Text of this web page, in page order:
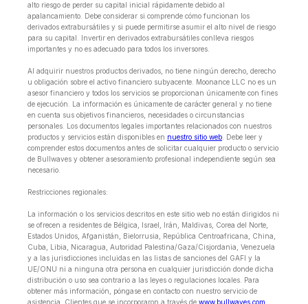
alto riesgo de perder su capital inicial rápidamente debido al
apalancamiento. Debe considerar si comprende cómo funcionan los
derivados extrabursátiles y si puede permitirse asumir el alto nivel de riesgo
para su capital. Invertir en derivados extrabursátiles conlleva riesgos
importantes y no es adecuado para todos los inversores.
Al adquirir nuestros productos derivados, no tiene ningún derecho, derecho
u obligación sobre el activo financiero subyacente. Moonance LLC no es un
asesor financiero y todos los servicios se proporcionan únicamente con fines
de ejecución. La información es únicamente de carácter general y no tiene
en cuenta sus objetivos financieros, necesidades o circunstancias
personales. Los documentos legales importantes relacionados con nuestros
productos y servicios están disponibles en nuestro sitio web . Debe leer y
comprender estos documentos antes de solicitar cualquier producto o servicio
de Bullwaves y obtener asesoramiento profesional independiente según sea
necesario.
Restricciones regionales:
La información o los servicios descritos en este sitio web no están dirigidos ni
se ofrecen a residentes de Bélgica, Israel, Irán, Maldivas, Corea del Norte,
Estados Unidos, Afganistán, Bielorrusia, República Centroafricana, China,
Cuba, Libia, Nicaragua, Autoridad Palestina/Gaza/Cisjordania, Venezuela
y a las jurisdicciones incluidas en las listas de sanciones del GAFI y la
UE/ONU ni a ninguna otra persona en cualquier jurisdicción donde dicha
distribución o uso sea contrario a las leyes o regulaciones locales. Para
obtener más información, póngase en contacto con nuestro servicio de
asistencia. Clientes que se incorporaron a través de www.bullwaves.com